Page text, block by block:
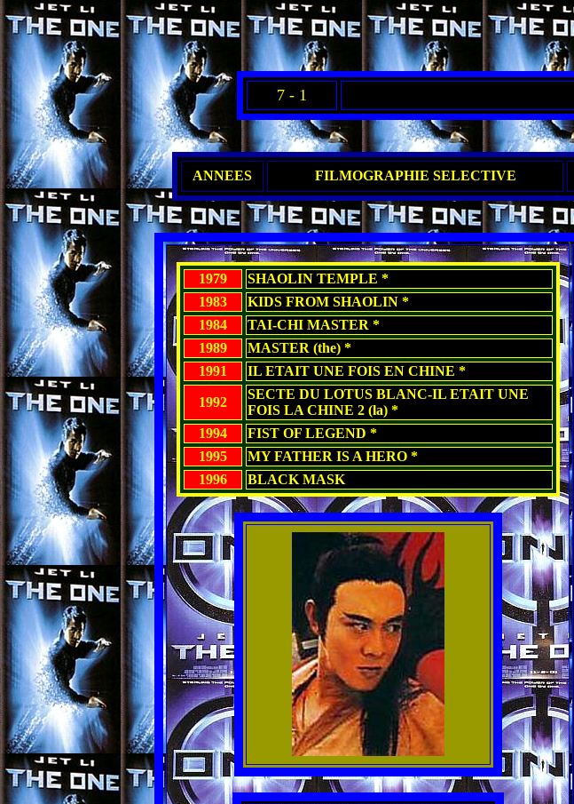
7 - 1
ANNEES FILMOGRAPHIE SELECTIVE
1979
SHAOLIN TEMPLE *
1983
KIDS FROM SHAOLIN *
1984
TAI-CHI MASTER *
1989
MASTER (the) *
1991
IL ETAIT UNE FOIS EN CHINE *
1992
SECTE DU LOTUS BLANC-IL ETAIT UNE
FOIS LA CHINE 2 (la) *
1994
FIST OF LEGEND *
1995
MY FATHER IS A HERO *
1996
BLACK MASK